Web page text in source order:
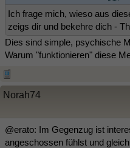
Ich frage mich, wieso aus
zeigs dir und bekehre dich -
Dies sind simple, psychische
Warum "funktionieren" diese
Norah74
@erato: Im Gegenzug ist
angeschossen fühlst und